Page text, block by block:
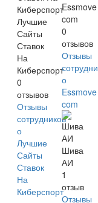
Лучшие
Сайты
Ставок
На
Киберспорт
0
отзывов
Отзывы
сотрудников
о
Лучшие
Сайты
Ставок
На
Киберспорт
Essmove
com
0
отзывов
Отзывы
о
Essmove
com
Шива
АИ
1
отзыв
Отзывы